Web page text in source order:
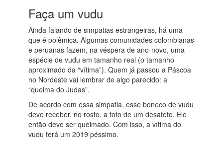
Faça um vudu
Ainda falando de simpatias estrangeiras, há uma
que é polêmica. Algumas comunidades colombianas
e peruanas fazem, na véspera de ano-novo, uma
espécie de vudu em tamanho real (o tamanho
aproximado da “vítima”). Quem já passou a Páscoa
no Nordeste vai lembrar de algo parecido: a
“queima do Judas”.
De acordo com essa simpatia, esse boneco de vudu
deve receber, no rosto, a foto de um desafeto. Ele
então deve ser queimado. Com isso, a vítima do
vudu terá um 2019 péssimo.